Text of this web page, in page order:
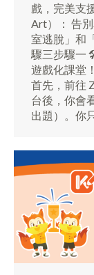
戲，完美支
Art）： 告
室逃脫」和
驟三步驟一
遊戲化課堂
首先，前往
台後，你會
出題）。你